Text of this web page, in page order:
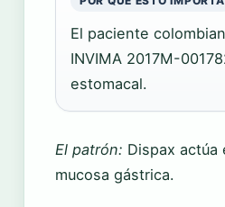
El paciente
INVIMA 2017M-
estomacal.
El patrón: Dispax
mucosa gástrica.